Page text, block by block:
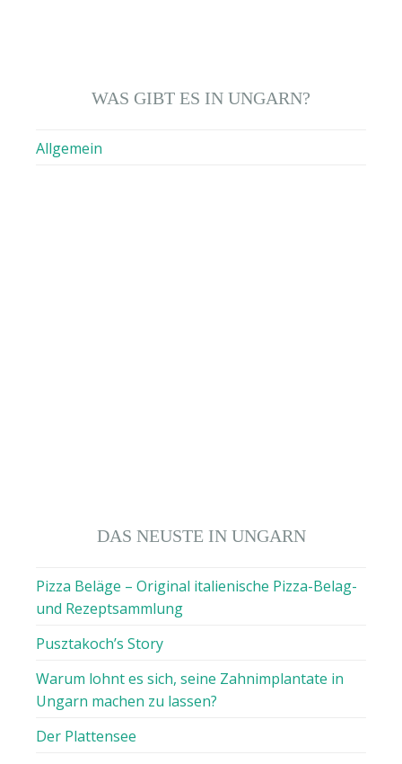
WAS GIBT ES IN UNGARN?
Allgemein
DAS NEUSTE IN UNGARN
Pizza Beläge – Original italienische Pizza-Belag-
und Rezeptsammlung
Pusztakoch’s Story
Warum lohnt es sich, seine Zahnimplantate in
Ungarn machen zu lassen?
Der Plattensee